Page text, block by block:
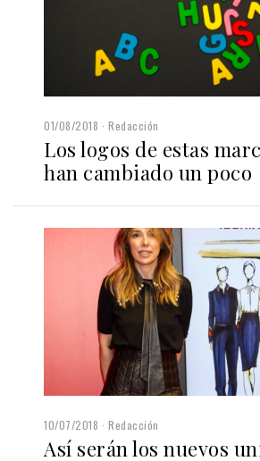
01/08/2018 Redacción
Los logos de estas
han cambiado un poco
10/07/2018 Redacción
Así serán los nuevos